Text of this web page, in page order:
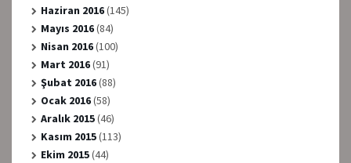
Haziran 2016(145)
Mayıs 2016(84)
Nisan 2016(100)
Mart 2016(91)
Şubat 2016(88)
Ocak 2016(58)
Aralık 2015(46)
Kasım 2015(113)
Ekim 2015(44)